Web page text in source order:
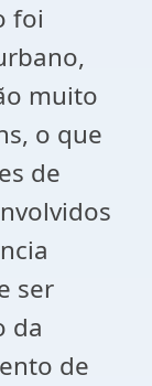
foi
muito
o que
de
ser
da
de